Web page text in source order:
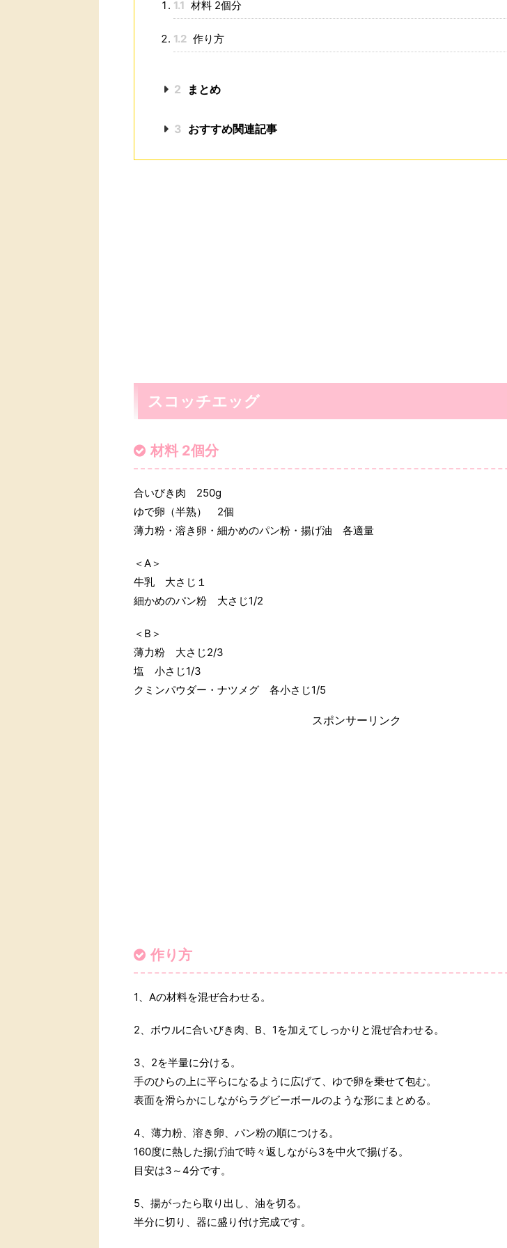
1.1 材料 2個分
1.2 作り方
2 まとめ
3 おすすめ関連記事
スコッチエッグ
材料 2個分
合いびき肉 250g
ゆで卵（半熟） 2個
薄力粉・溶き卵・細かめのパン粉・揚げ油 各適量
＜A＞
牛乳 大さじ１
細かめのパン粉 大さじ1/2
＜B＞
薄力粉 大さじ2/3
塩 小さじ1/3
クミンパウダー・ナツメグ 各小さじ1/5
スポンサーリンク
作り方
1、Aの材料を混ぜ合わせる。
2、ボウルに合いびき肉、B、1を加えてしっかりと混ぜ合わせる。
3、2を半量に分ける。
手のひらの上に平らになるように広げて、ゆで卵を乗せて包む。
表面を滑らかにしながらラグビーボールのような形にまとめる。
4、薄力粉、溶き卵、パン粉の順につける。
160度に熱した揚げ油で時々返しながら3を中火で揚げる。
目安は3～4分です。
5、揚がったら取り出し、油を切る。
半分に切り、器に盛り付け完成です。